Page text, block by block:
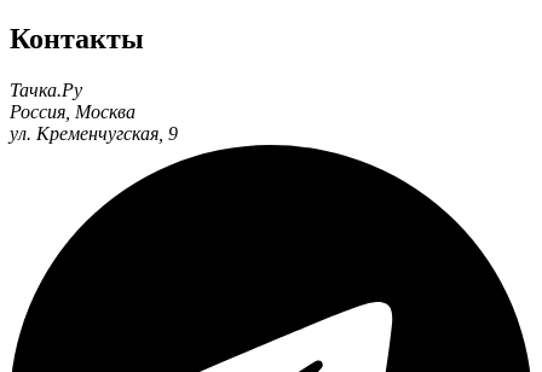
Контакты
Тачка.Ру
Россия Москва
ул. Кременчугская, 9